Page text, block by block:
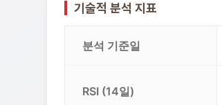
기술적 분석 지표
분석 기준일
RSI (14일)